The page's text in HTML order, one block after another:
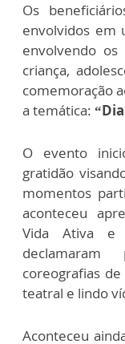
Os
envolvidos em
envolvendo
criança,
comemoração
a temática:
O evento
gratidão
momentos
aconteceu
Vida Ativa e
declamaram
coreografias
teatral e lindo
Aconteceu